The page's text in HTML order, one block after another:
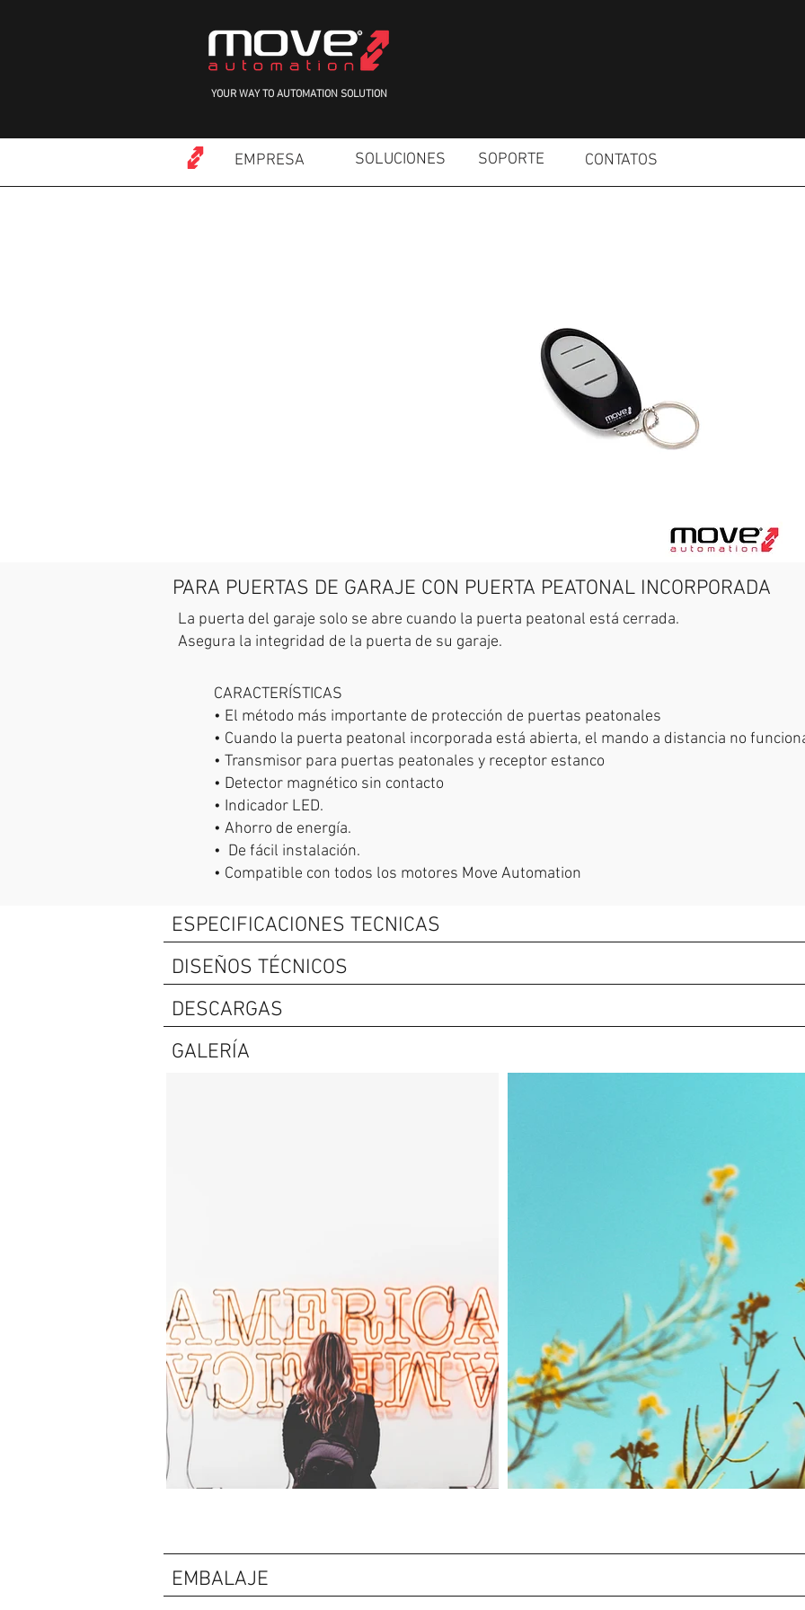
YOUR WAY TO AUTOMATION SOLUTION
EMPRESA SOLUCIONES SOPORTE CONTATOS
PARA PUERTAS DE GARAJE CON PUERTA PEATONAL INCORPORADA
La puerta del garaje solo se abre cuando la puerta peatonal está cerrada.
Asegura la integridad de la puerta de su garaje.
CARACTERÍSTICAS
• El método más importante de protección de puertas peatonales
• Cuando la puerta peatonal incorporada está abierta, el mando a distancia no
• Transmisor para puertas peatonales y receptor estanco
• Detector magnético sin contacto
• Indicador LED.
• Ahorro de energía.
• De fácil instalación.
• Compatible con todos los motores Move Automation
ESPECIFICACIONES TECNICAS
DISEÑOS TÉCNICOS
DESCARGAS
GALERÍA
EMBALAJE